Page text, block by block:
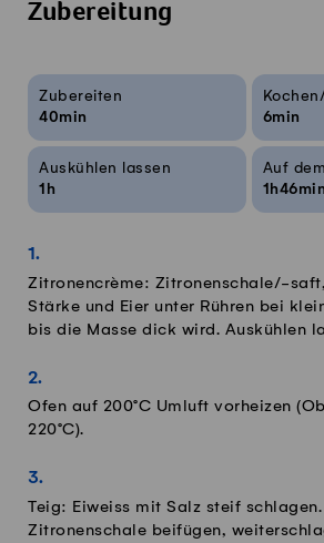
Zubereitung
Rezeptinfos
Zubereiten
40min
6min
Auskühlen lassen
1h
Auf
1h46min
Zitronencrème: Zitronenschale/-
Stärke und Eier unter Rühren bei
bis die Masse dick wird. Auskühlen
Ofen auf 200°C Umluft vorheizen
220°C).
Teig: Eiweiss mit Salz steif schlagen.
Zitronenschale beifügen,